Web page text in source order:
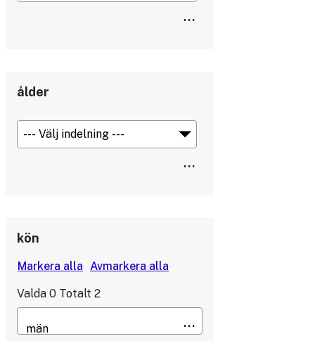
ålder
kön
Valda 0 Totalt 2